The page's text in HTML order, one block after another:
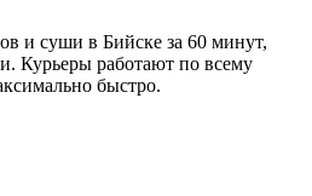
и суши в Бийске за 60 минут,
Курьеры работают по всему
быстро.